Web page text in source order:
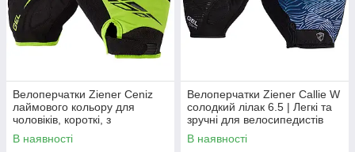
Велоперчатки Ziener Ceniz
лаймового кольору для
чоловіків, короткі, з
амортизуючими вставками та
гелевими подушечками
В наявності
Велоперчатки Ziener Callie W
солодкий лілак 6.5 | Легкі та
зручні для велосипедистів
В наявності